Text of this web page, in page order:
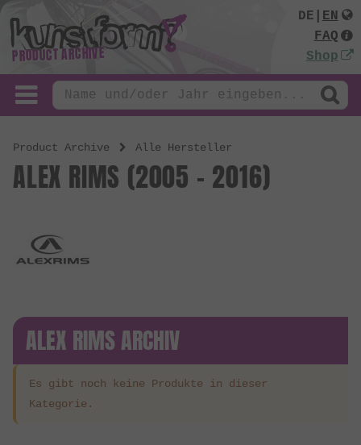
PRODUCT ARCHIVE
DE
EN
FAQ
Shop
Product Archive Alle Hersteller
ALEX RIMS (2005 - 2016)
ALEX RIMS ARCHIV
Es gibt noch keine Produkte in dieser
Kategorie.